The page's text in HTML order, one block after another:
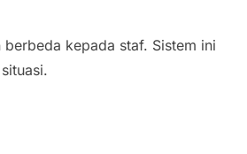
kepada staf. Sistem ini